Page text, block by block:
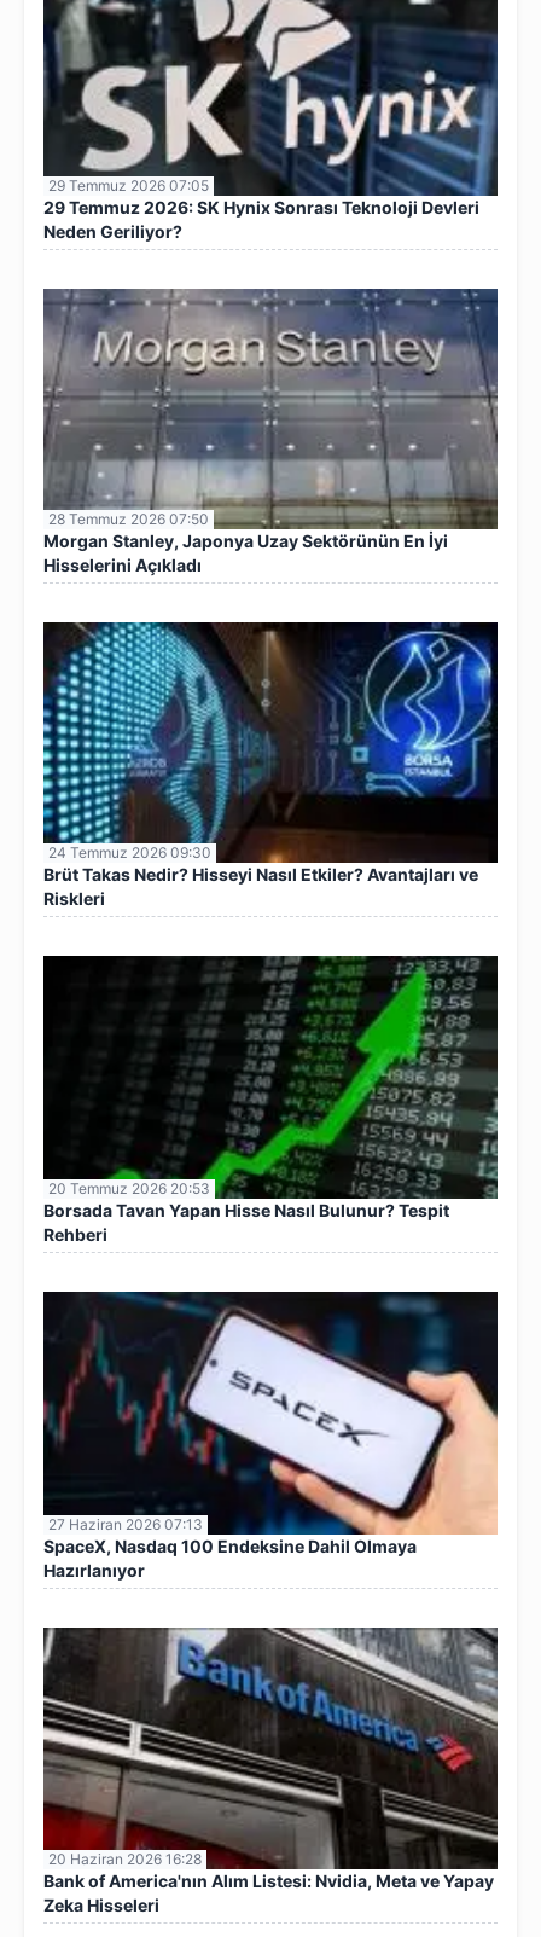
29 Temmuz 2026 07:05
29 Temmuz 2026: SK Hynix Sonrası Teknoloji Devleri
Neden Geriliyor?
28 Temmuz 2026 07:50
Morgan Stanley, Japonya Uzay Sektörünün En İyi
Hisselerini Açıkladı
24 Temmuz 2026 09:30
Brüt Takas Nedir? Hisseyi Nasıl Etkiler? Avantajları ve
Riskleri
20 Temmuz 2026 20:53
Borsada Tavan Yapan Hisse Nasıl Bulunur? Tespit
Rehberi
27 Haziran 2026 07:13
SpaceX, Nasdaq 100 Endeksine Dahil Olmaya
Hazırlanıyor
20 Haziran 2026 16:28
Bank of America'nın Alım Listesi: Nvidia, Meta ve Yapay
Zeka Hisseleri